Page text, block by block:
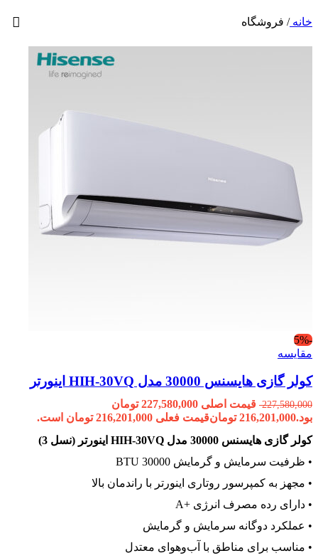
خانه/ فروشگاه
-5%
مقایسه
کولر گازی هایسنس 30000 مدل HIH-30VQ اینورتر
227,580,000
قیمت اصلی 227,580,000 تومان
بود.216,201,000 تومانقیمت فعلی 216,201,000 تومان است.
کولر گازی هایسنس 30000 مدل HIH-30VQ اینورتر (نسل 3)
• ظرفیت سرمایش و گرمایش 30000 BTU
• مجهز به کمپرسور روتاری اینورتر با راندمان بالا
• دارای رده مصرف انرژی +A
• عملکرد دوگانه سرمایش و گرمایش
• مناسب برای مناطق با آب‌وهوای معتدل